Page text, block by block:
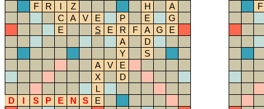
F
R I Z H
A
C
A V E P E
G
E
S E R F A G
E
A
D
Y
S
A
V
E
X
D
L
D
I S P E N S E
F